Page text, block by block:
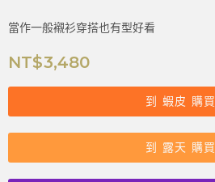
當作一般襯衫穿搭也有型好看
NT$3,480
到 蝦皮 購買
到 露天 購買